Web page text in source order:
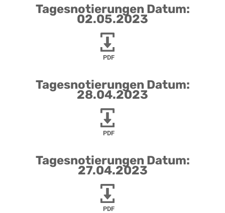
Tagesnotierungen Datum:
02.05.2023
PDF
Tagesnotierungen Datum:
28.04.2023
PDF
Tagesnotierungen Datum:
27.04.2023
PDF